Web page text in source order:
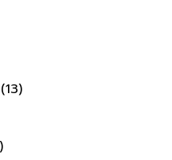
(13)